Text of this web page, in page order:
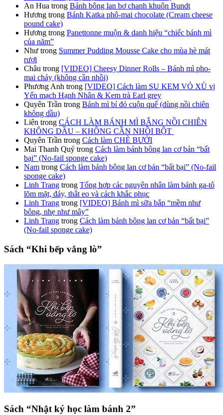
An Hua trong Bánh bông lan bơ chanh khuôn Bundt
Hương trong Bánh Katka phô-mai chocolate (Cream cheese
pound cake)
Hương trong Panettonne muộn & danh hiệu “chiếc bánh mì
của năm”
Như trong Summer Pudding Mousse Cake cho mùa hè mát
rượi
Châu trong [VIDEO] Cheesy Dinner Rolls – Bánh mì pho-
mai chảy (không cần nhồi)
Phương Anh trong [VIDEO] Cách làm SU KEM VỎ XÙ vị
Yến mạch Hạnh Nhân & Kem trà Earl grey
Quyên Trần trong Bánh mì bí đỏ cuộn quế (dùng nồi chiên
không dầu)
Liên trong CÁCH LÀM BÁNH MÌ BẰNG NỒI CHIÊN
KHÔNG DẦU – KHÔNG CẦN NHỒI BỘT
Quyên Trần trong Cách làm CHÈ BƯỞI
Mai Thanh Quý trong Cách làm bánh bông lan cơ bản “bất
bại” (No-fail sponge cake)
Nam trong Cách làm bánh bông lan cơ bản “bất bại” (No-fail
sponge cake)
Linh Trang trong Tổng hợp các nguyên nhân làm bánh ga-tô
lõm mặt, đáy, thắt eo và cách khắc phục
Linh Trang trong [VIDEO] Bánh mì sữa bắp “mềm như
bông, nhẹ như mây”
Linh Trang trong Cách làm bánh bông lan cơ bản “bất bại”
(No-fail sponge cake)
Sách “Khi bếp vắng lò”
Sách “Nhật ký học làm bánh 2”